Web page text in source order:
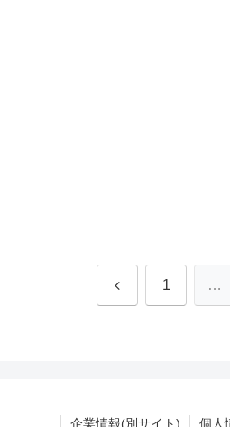
前 1 …
企業情報(別サイト) 個人